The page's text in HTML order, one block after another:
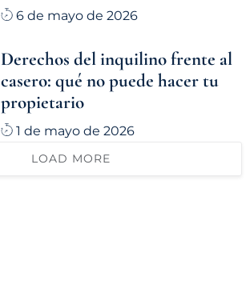
6 de mayo de 2026
Derechos del inquilino frente al
casero: qué no puede hacer tu
propietario
1 de mayo de 2026
LOAD MORE